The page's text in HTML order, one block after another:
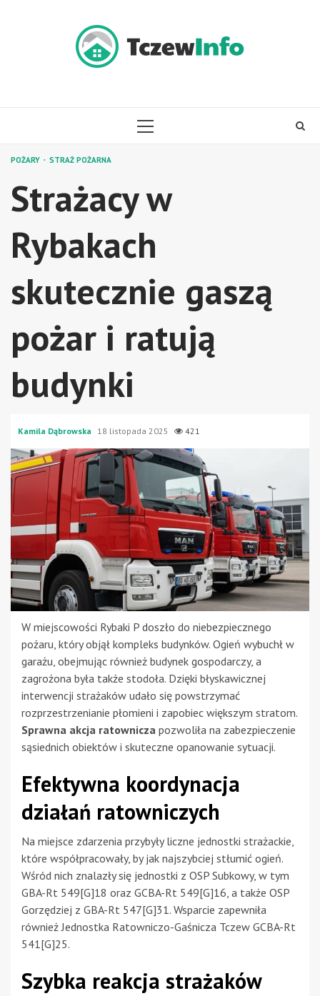
PRIMARY
POŻARY STRAŻ POŻARNA
Strażacy w
Rybakach
skutecznie gaszą
pożar i ratują
budynki
Kamila Dąbrowska 18 listopada 2025 421
W miejscowości Rybaki P doszło do niebezpiecznego
pożaru, który objął kompleks budynków. Ogień wybuchł w
garażu, obejmując również budynek gospodarczy, a
zagrożona była także stodoła. Dzięki błyskawicznej
interwencji strażaków udało się powstrzymać
rozprzestrzenianie płomieni i zapobiec większym stratom.
Sprawna akcja ratownicza pozwoliła na zabezpieczenie
sąsiednich obiektów i skuteczne opanowanie sytuacji.
Efektywna koordynacja
działań ratowniczych
Na miejsce zdarzenia przybyły liczne jednostki strażackie,
które współpracowały, by jak najszybciej stłumić ogień.
Wśród nich znalazły się jednostki z OSP Subkowy, w tym
GBA-Rt 549[G]18 oraz GCBA-Rt 549[G]16, a także OSP
Gorzędziej z GBA-Rt 547[G]31. Wsparcie zapewniła
również Jednostka Ratowniczo-Gaśnicza Tczew GCBA-Rt
541[G]25.
Szybka reakcja strażaków